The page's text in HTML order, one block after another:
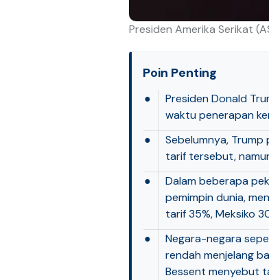
Presiden Amerika Serikat
Poin Penting
●
Presiden Donald
waktu penerapan
●
Sebelumnya,
tarif tersebut,
●
Dalam beberapa
pemimpin dunia,
tarif 35%, Meksiko
●
Negara-negara
rendah menjelang
Bessent menyebut